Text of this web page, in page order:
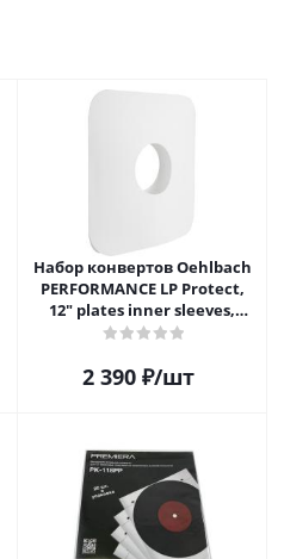
Набор конвертов Oehlbach
PERFORMANCE LP Protect,
12" plates inner sleeves,
D1C2611
2 390₽/шт